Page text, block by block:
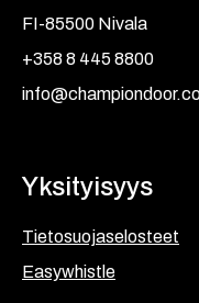
FI-85500 Nivala
+358 8 445 8800
Yksityisyys
Tietosuojaselosteet
Easywhistle